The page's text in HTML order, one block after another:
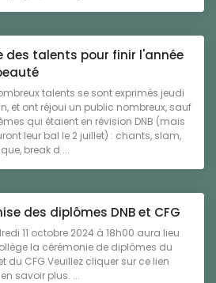
des talents pour finir l'année
talents se sont exprimés jeudi
et ont réjoui un public nombreux, sauf
qui étaient en révision DNB (mais
leur bal le 2 juillet) : chants, slam,
break d ...
des diplômes DNB et CFG
11 octobre 2024 à 18h00 aura lieu
la cérémonie de diplômes du
du CFG.Veuillez cliquer sur ce lien
savoir plus. ...